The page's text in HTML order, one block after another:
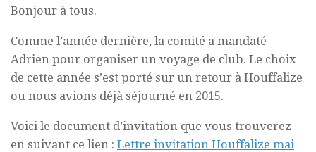
Bonjour à tous.
Comme l’année dernière, la comité a mandaté
Adrien pour organiser un voyage de club. Le choix
de cette année s’est porté sur un retour à Houffalize
ou nous avions déjà séjourné en 2015.
Voici le document d’invitation que vous trouverez
en suivant ce lien : Lettre invitation Houffalize mai